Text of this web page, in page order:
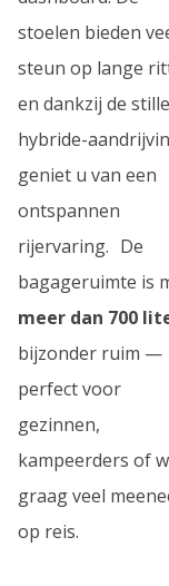
stoelen bieden
steun op lange
en dankzij de stille
hybride-
geniet u van een
ontspannen
rijervaring. De
bagageruimte is
meer dan 700
bijzonder ruim —
perfect voor
gezinnen,
kampeerders of
graag veel
op reis.